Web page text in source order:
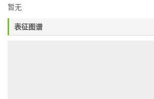
暂无
表征图谱